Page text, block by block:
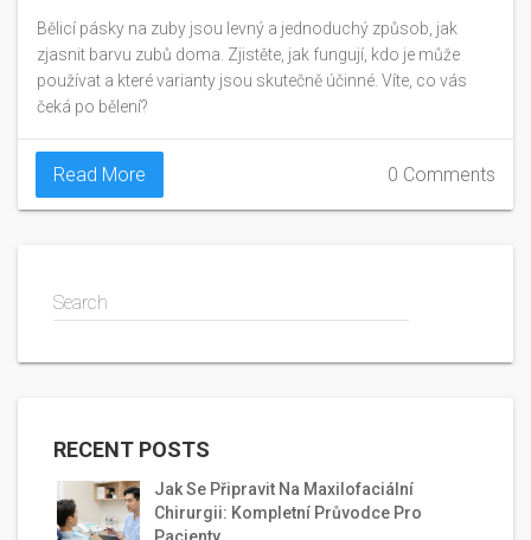
Bělicí pásky na zuby jsou levný a jednoduchý způsob, jak
zjasnit barvu zubů doma. Zjistěte, jak fungují, kdo je může
používat a které varianty jsou skutečně účinné. Víte, co vás
čeká po bělení?
Read More 0 Comments
Search
RECENT POSTS
Jak Se Připravit Na Maxilofaciální
Chirurgii: Kompletní Průvodce Pro